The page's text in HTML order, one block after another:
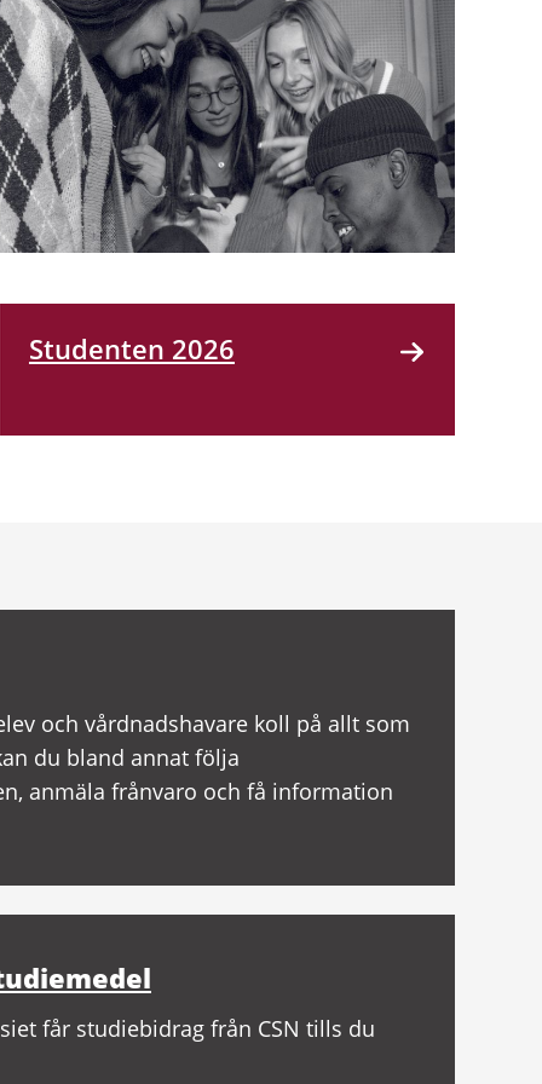
Studenten 2026
och vårdnadshavare koll på allt som
du bland annat följa
anmäla frånvaro och få information
får studiebidrag från CSN tills du